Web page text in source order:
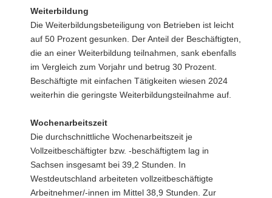
Weiterbildung
Die Weiterbildungsbeteiligung von Betrieben ist leicht
auf 50 Prozent gesunken. Der Anteil der Beschäftigten,
die an einer Weiterbildung teilnahmen, sank ebenfalls
im Vergleich zum Vorjahr und betrug 30 Prozent.
Beschäftigte mit einfachen Tätigkeiten wiesen 2024
weiterhin die geringste Weiterbildungsteilnahme auf.
Wochenarbeitszeit
Die durchschnittliche Wochenarbeitszeit je
Vollzeitbeschäftigter bzw. -beschäftigtem lag in
Sachsen insgesamt bei 39,2 Stunden. In
Westdeutschland arbeiteten vollzeitbeschäftigte
Arbeitnehmer/-innen im Mittel 38,9 Stunden. Zur